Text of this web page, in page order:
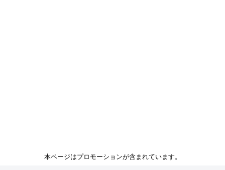
本ページはプロモーションが含まれています。